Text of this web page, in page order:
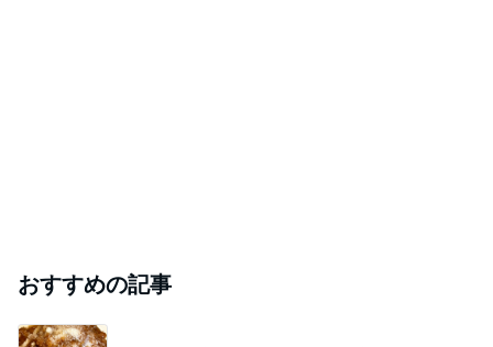
おすすめの記事